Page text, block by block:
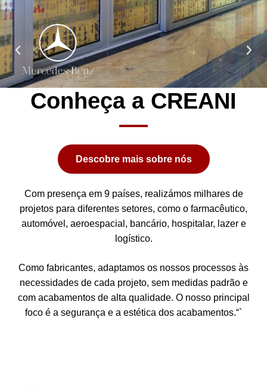
Conheça a CREANI
Descobre mais sobre nós
Com presença em 9 países, realizámos milhares de
projetos para diferentes setores, como o farmacêutico,
automóvel, aeroespacial, bancário, hospitalar, lazer e
logístico.
Como fabricantes, adaptamos os nossos processos às
necessidades de cada projeto, sem medidas padrão e
com acabamentos de alta qualidade. O nosso principal
foco é a segurança e a estética dos acabamentos.“`